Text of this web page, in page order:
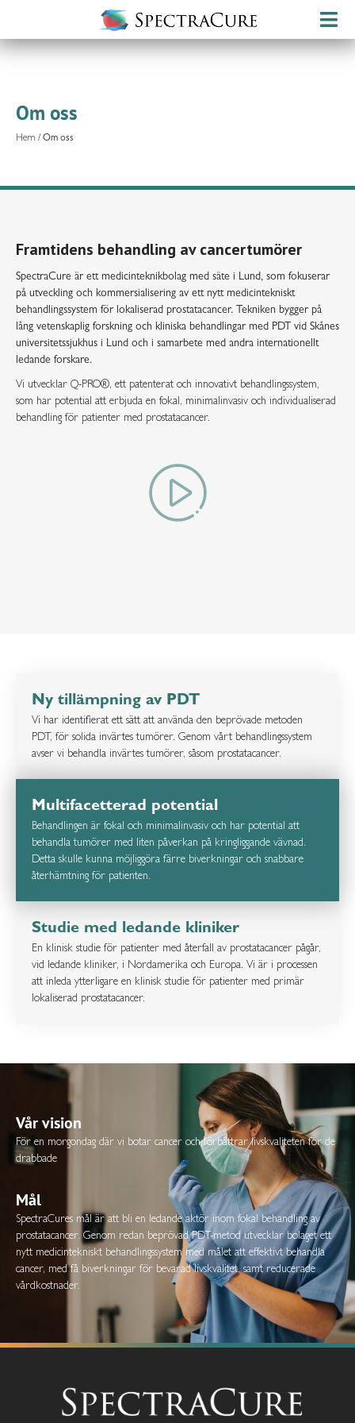
Om oss
Hem / Om oss
Framtidens behandling av cancertumörer
SpectraCure är ett medicinteknikbolag med säte i Lund, som fokuserar
på utveckling och kommersialisering av ett nytt medicintekniskt
behandlingssystem för lokaliserad prostatacancer. Tekniken bygger på
lång vetenskaplig forskning och kliniska behandlingar med PDT vid Skånes
universitetssjukhus i Lund och i samarbete med andra internationellt
ledande forskare.
Vi utvecklar Q-PRO®, ett patenterat och innovativt behandlingssystem,
som har potential att erbjuda en fokal, minimalinvasiv och individualiserad
behandling för patienter med prostatacancer.
Ny tillämpning av PDT
Vi har identifierat ett sätt att använda den beprövade metoden
PDT, för solida invärtes tumörer. Genom vårt behandlingssystem
avser vi behandla invärtes tumörer, såsom prostatacancer.
Multifacetterad potential
Behandlingen är fokal och minimalinvasiv och har potential att
behandla tumörer med liten påverkan på kringliggande vävnad.
Detta skulle kunna möjliggöra färre biverkningar och snabbare
återhämtning för patienten.
Studie med ledande kliniker
En klinisk studie för patienter med återfall av prostatacancer pågår,
vid ledande kliniker, i Nordamerika och Europa. Vi är i processen
att inleda ytterligare en klinisk studie för patienter med primär
lokaliserad prostatacancer.
Vår vision
För en morgondag där vi botar cancer och förbättrar livskvaliteten för de
drabbade
Mål
SpectraCures mål är att bli en ledande aktör inom fokal behandling av
prostatacancer. Genom redan beprövad PDT-metod utvecklar bolaget ett
nytt medicintekniskt behandlingssystem med målet att effektivt behandla
cancer, med få biverkningar för bevarad livskvalitet, samt reducerade
vårdkostnader.